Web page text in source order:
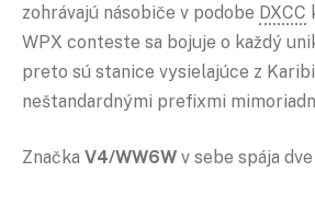
zohrávajú násobiče v podobe DXCC
WPX conteste sa bojuje o každý
preto sú stanice vysielajúce z
neštandardnými prefixmi
Značka V4/WW6W v sebe spája